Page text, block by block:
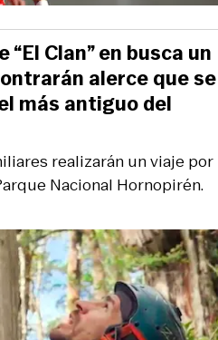
realizarán un viaje por
Nacional Hornopirén.
Clan” en busca un
alerce que se
más antiguo del